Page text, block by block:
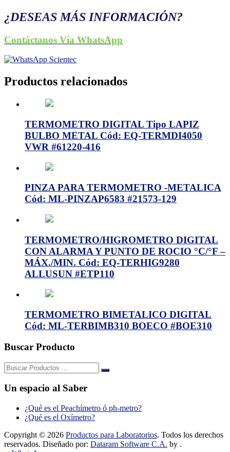
¿DESEAS MÁS INFORMACIÓN?
Contáctanos Vía WhatsApp
Productos relacionados
TERMOMETRO DIGITAL Tipo LAPIZ
BULBO METAL Cód: EQ-TERMDI4050
VWR #61220-416
PINZA PARA TERMOMETRO -METALICA
Cód: ML-PINZAP6583 #21573-129
TERMOMETRO/HIGROMETRO DIGITAL
CON ALARMA Y PUNTO DE ROCIO °C/°F –
MÁX./MIN. Cód: EQ-TERHIG9280
ALLUSUN #ETP110
TERMOMETRO BIMETALICO DIGITAL
Cód: ML-TERBIMB310 BOECO #BOE310
Buscar Producto
Buscar:
Un espacio al Saber
¿Qué es el Peachímetro ó ph-metro?
¿Qué es el Oxímetro?
Copyright © 2026 Productos para Laboratorios. Todos los derechos
reservados. Diseñado por: Dataram Software C.A. by .